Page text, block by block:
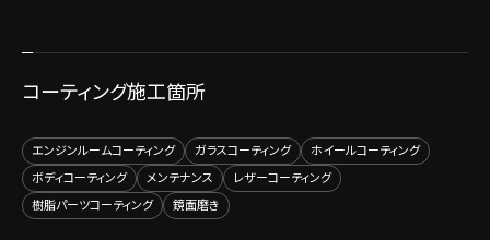
コーティング施工箇所
エンジンルームコーティング ガラスコーティング
ホイールコーティング
ボディコーティング
メンテナンス
レザーコーティング
樹脂パーツコーティング
鏡面磨き